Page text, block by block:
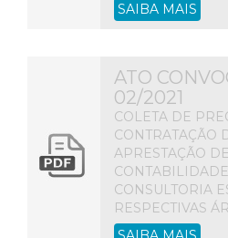
SAIBA MAIS
ATO
02/2021
COLETA DE
CONTRATAÇÃO
APRESTAÇÃO
CONSULTORIA
RESPECTIVAS